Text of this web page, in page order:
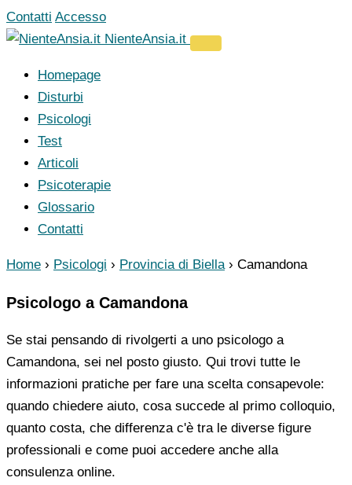
Vai
al
Contatti Accesso
NienteAnsia.it
Homepage
Disturbi
Psicologi
Test
Articoli
Psicoterapie
Glossario
Contatti
Home › Psicologi › Provincia di Biella › Camandona
Psicologo a Camandona
Se stai pensando di rivolgerti a uno psicologo a
Camandona, sei nel posto giusto. Qui trovi tutte le
informazioni pratiche per fare una scelta consapevole:
quando chiedere aiuto, cosa succede al primo colloquio,
quanto costa, che differenza c'è tra le diverse figure
professionali e come puoi accedere anche alla
consulenza online.